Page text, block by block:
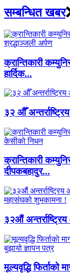
सम्बन्धित खबर
क्रान्तिकारी
हार्दिक...
३२ औँ
क्रान्तिकारी
दीपकबहादुर...
३२औं
मूल्यवृद्धि फिर्ताको